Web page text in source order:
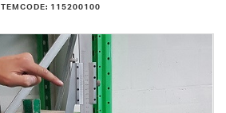
ITEMCODE: 115200100